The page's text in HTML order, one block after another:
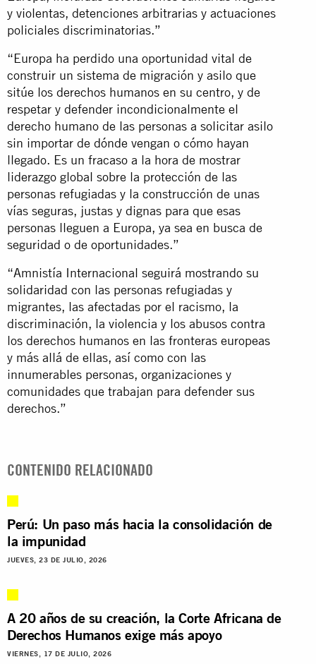
y violentas, detenciones arbitrarias y actuaciones
policiales discriminatorias.”
“Europa ha perdido una oportunidad vital de
construir un sistema de migración y asilo que
sitúe los derechos humanos en su centro, y de
respetar y defender incondicionalmente el
derecho humano de las personas a solicitar asilo
sin importar de dónde vengan o cómo hayan
llegado. Es un fracaso a la hora de mostrar
liderazgo global sobre la protección de las
personas refugiadas y la construcción de unas
vías seguras, justas y dignas para que esas
personas lleguen a Europa, ya sea en busca de
seguridad o de oportunidades.”
“Amnistía Internacional seguirá mostrando su
solidaridad con las personas refugiadas y
migrantes, las afectadas por el racismo, la
discriminación, la violencia y los abusos contra
los derechos humanos en las fronteras europeas
y más allá de ellas, así como con las
innumerables personas, organizaciones y
comunidades que trabajan para defender sus
derechos.”
CONTENIDO RELACIONADO
Perú: Un paso más hacia la consolidación de
la impunidad
JUEVES, 23 DE JULIO, 2026
A 20 años de su creación, la Corte Africana de
Derechos Humanos exige más apoyo
VIERNES, 17 DE JULIO, 2026